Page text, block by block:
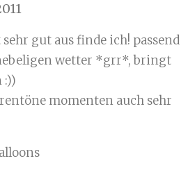
gut aus finde ich! passend
wetter *grr*, bringt
:))
momenten auch sehr